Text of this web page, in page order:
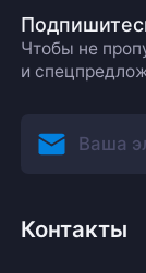
Чтобы не
и
Контакты